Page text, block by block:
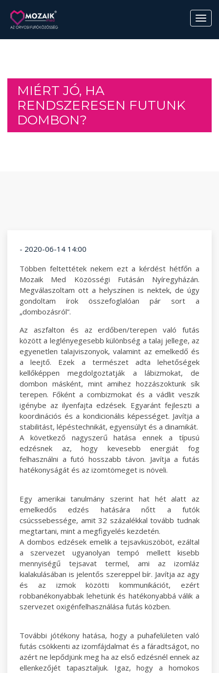
MIÉRT JÓ, HA
RENDSZERESEN FUTUNK
DOMBON?
- 2020-06-14 14:00
Többen feltettétek nekem ezt a kérdést hétfőn a
Mozaik Med Közösségi Futásán Nyíregyházán.
Megválaszoltam ott a helyszínen is nektek, de úgy
gondoltam írok összefoglalóan pár sort a
„dombozásról”.
Az aszfalton és az erdőben/terepen való futás
között a leglényegesebb különbség a talaj jellege, az
egyenetlen talajviszonyok, valamint az emelkedő és
a leejtő. Ezek a természet adta lehetőségek
kellőképpen megdolgoztatják a lábizmokat, de
dombon másként, mint amihez hozzászoktunk sík
terepen. Főként a combizmokat és a vádlit veszik
igénybe az ilyenfajta edzések. Egyaránt fejleszti a
koordinációs és a kondicionális képességet. Javítja a
stabilitást, lépéstechnikát, egyensúlyt és a dinamikát.
A következő nagyszerű hatása ennek a típusú
edzésnek az, hogy kevesebb energiát fog
felhasználni a futó hosszabb távon. Javítja a futás
hatékonyságát és az izomtömeget is növeli.
Egy amerikai tanulmány szerint hat hét alatt az
emelkedős edzés hatására nőtt a futók
csúcssebessége, amit 32 százalékkal tovább tudnak
megtartani, mint a megfigyelés kezdetén.
A dombos edzések emelik a tejsavküszöböt, ezáltal
a szervezet ugyanolyan tempó mellett kisebb
mennyiségű tejsavat termel, ami az izomláz
kialakulásában is jelentős szereppel bír. Javítja az agy
és az izmok közötti kommunikációt, ezért
robbanékonyabbak lehetünk és hatékonyabbá válik a
szervezet oxigénfelhasználása futás közben.
További jótékony hatása, hogy a puhafelületen való
futás csökkenti az izomfájdalmat és a fáradtságot, no
azért ne lepődjünk meg ha az első edzésnél ennek az
ellenkezőjét tapasztaljuk. Igaz, hogy a homokos